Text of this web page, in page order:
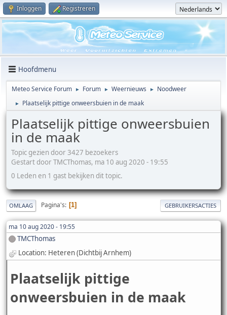
Inloggen Registreren
Hoofdmenu
Meteo Service Forum ► Forum ► Weernieuws ► Noodweer
► Plaatselijk pittige onweersbuien in de maak
Plaatselijk pittige onweersbuien
in de maak
Topic gezien door 3427 bezoekers
Gestart door TMCThomas, ma 10 aug 2020 - 19:55
0 Leden en 1 gast bekijken dit topic.
OMLAAG Pagina's 1 GEBRUIKERSACTIES
ma 10 aug 2020 - 19:55
TMCThomas
Location: Heteren (Dichtbij Arnhem)
Plaatselijk pittige
onweersbuien in de maak